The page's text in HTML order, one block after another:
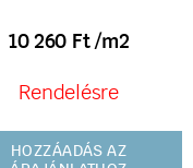
10 260 Ft /m2
Rendelésre
HOZZÁADÁS AZ